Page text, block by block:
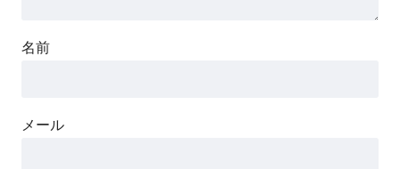
名前
メール